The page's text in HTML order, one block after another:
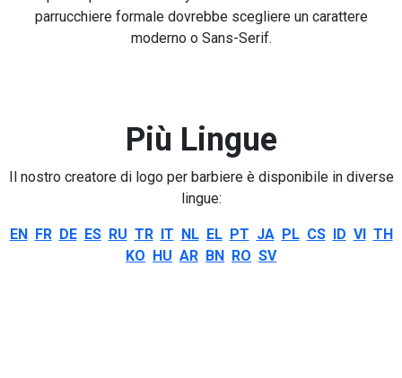
parrucchiere formale dovrebbe scegliere un carattere
moderno o Sans-Serif.
Più Lingue
Il nostro creatore di logo per barbiere è disponibile in diverse
lingue:
EN FR DE ES RU TR IT NL EL PT JA PL CS ID VI TH
KO HU AR BN RO SV